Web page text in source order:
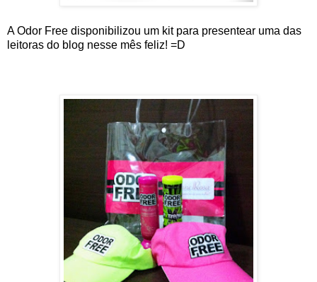
A Odor Free disponibilizou um kit para presentear uma das
leitoras do blog nesse mês feliz! =D